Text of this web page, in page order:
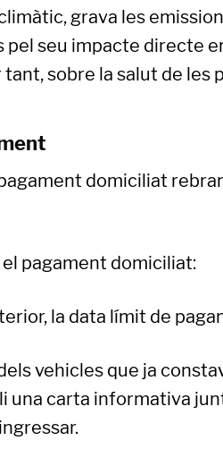
grava les
seu impacte directe
tant, sobre la salut de les
domiciliat
pagament domiciliat:
la data límit de
vehicles que ja
una carta informativa